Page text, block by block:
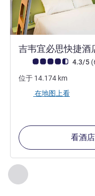
上一个 - 我们在附近
第 1页，共 , 我们
吉韦宜必思快捷酒
客户意见评级 (ALL 评级)
4.3/5
位于 14.174 km
在地图上看
看酒店